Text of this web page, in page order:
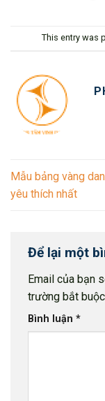
This entry was
Mẫu bảng vàng
yêu thích nhất
Để lại một
Email của bạn
trường bắt
Bình luận *